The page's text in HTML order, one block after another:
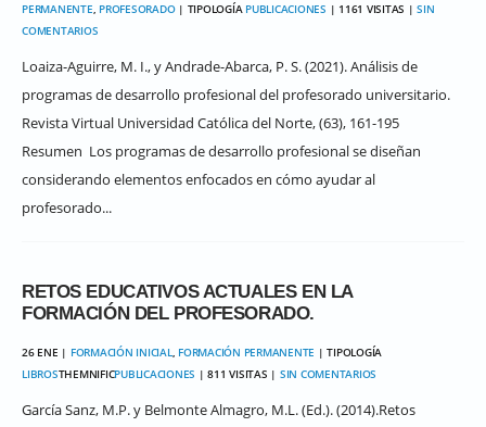
PERMANENTE, PROFESORADO| TIPOLOGÍA PUBLICACIONES | 1161 VISITAS |SIN
COMENTARIOS
Loaiza-Aguirre, M. I., y Andrade-Abarca, P. S. (2021). Análisis de
programas de desarrollo profesional del profesorado universitario.
Revista Virtual Universidad Católica del Norte, (63), 161-195
Resumen Los programas de desarrollo profesional se diseñan
considerando elementos enfocados en cómo ayudar al
profesorado...
RETOS EDUCATIVOS ACTUALES EN LA
FORMACIÓN DEL PROFESORADO.
26 ENE | FORMACIÓN INICIAL, FORMACIÓN PERMANENTE | TIPOLOGÍA
LIBROSTHEMNIFICPUBLICACIONES | 811 VISITAS | SIN COMENTARIOS
García Sanz, M.P. y Belmonte Almagro, M.L. (Ed.). (2014).Retos